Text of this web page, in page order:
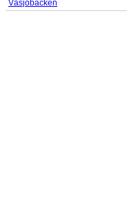
Väsjöbacken